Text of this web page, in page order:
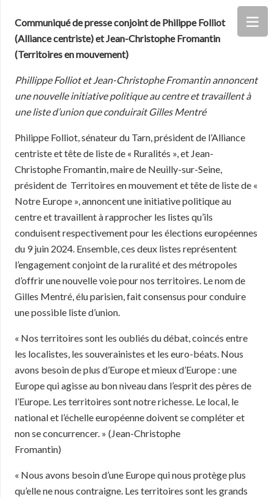
Communiqué de presse conjoint de Philippe Folliot
(Alliance centriste) et Jean-Christophe Fromantin
(Territoires en mouvement)
Phillippe Folliot et Jean-Christophe Fromantin annoncent
une nouvelle initiative politique au centre et travaillent à
une liste d’union que conduirait Gilles Mentré
Philippe Folliot, sénateur du Tarn, président de l’Alliance
centriste et tête de liste de « Ruralités », et Jean-
Christophe Fromantin, maire de Neuilly-sur-Seine,
président de Territoires en mouvement et tête de liste de «
Notre Europe », annoncent une initiative politique au
centre et travaillent à rapprocher les listes qu’ils
conduisent respectivement pour les élections européennes
du 9 juin 2024. Ensemble, ces deux listes représentent
l’engagement conjoint de la ruralité et des métropoles
d’offrir une nouvelle voie pour nos territoires. Le nom de
Gilles Mentré, élu parisien, fait consensus pour conduire
une possible liste d’union.
« Nos territoires sont les oubliés du débat, coincés entre
les localistes, les souverainistes et les euro-béats. Nous
avons besoin de plus d’Europe et mieux d’Europe : une
Europe qui agisse au bon niveau dans l’esprit des pères de
l’Europe. Les territoires sont notre richesse. Le local, le
national et l’échelle européenne doivent se compléter et
non se concurrencer. » (Jean-Christophe
Fromantin)
« Nous avons besoin d’une Europe qui nous protège plus
qu’elle ne nous contraigne. Les territoires sont les grands